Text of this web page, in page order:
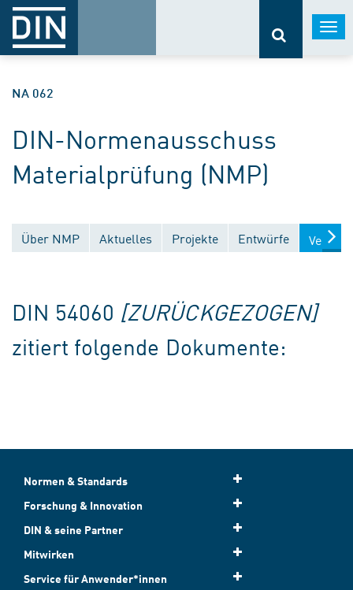
NA 062
DIN-Normenausschuss
Materialprüfung (NMP)
Über NMP Aktuelles Projekte Entwürfe
DIN 54060 [ZURÜCKGEZOGEN]
zitiert folgende Dokumente:
Normen & Standards
Forschung & Innovation
DIN & seine Partner
Mitwirken
Service für Anwender*innen